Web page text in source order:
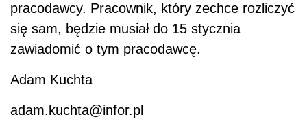
pracodawcy. Pracownik, który zechce rozliczyć
się sam, będzie musiał do 15 stycznia
zawiadomić o tym pracodawcę.
Adam Kuchta
adam.kuchta@infor.pl